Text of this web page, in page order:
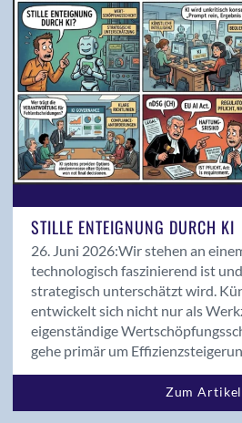
Magazin 02/2024
Magazin 03/2018
Magazin 03/2019
Magazin 03/2020
Magazin 04/2018
Magazin 04/2019
Medienmitteilungen
News
Politik
Produkte
Projekte
Publireportage
Seitenblick
STILLE ENTEIGNUNG DURCH KI
26. Juni 2026:Wir stehen an
technologisch faszinierend ist
strategisch unterschätzt wird.
entwickelt sich nicht nur als
eigenständige
gehe primär um
Zum Artikel